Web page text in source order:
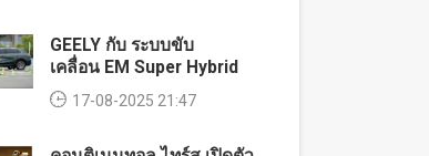
GEELY กับ ระบบขับ
เคลื่อน EM Super Hybrid
17-08-2025 21:47